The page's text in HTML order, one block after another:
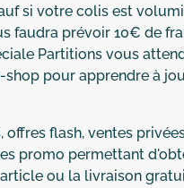
si votre colis est
faudra prévoir 10€ de
Partitions vous
shop pour apprendre à
flash, ventes
promo permettant
ou la livraison